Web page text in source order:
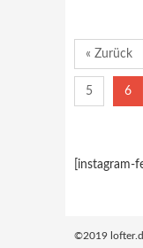
« Zurück
5 6
[instagram-
©2019